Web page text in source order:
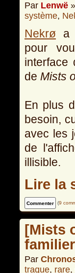
Par Lenwë
système,
Nekrø a
pour
de Mists
En plus
besoin,
avec les
de
illisible.
Lire la
(9
[Mists
Par
traque, rare,